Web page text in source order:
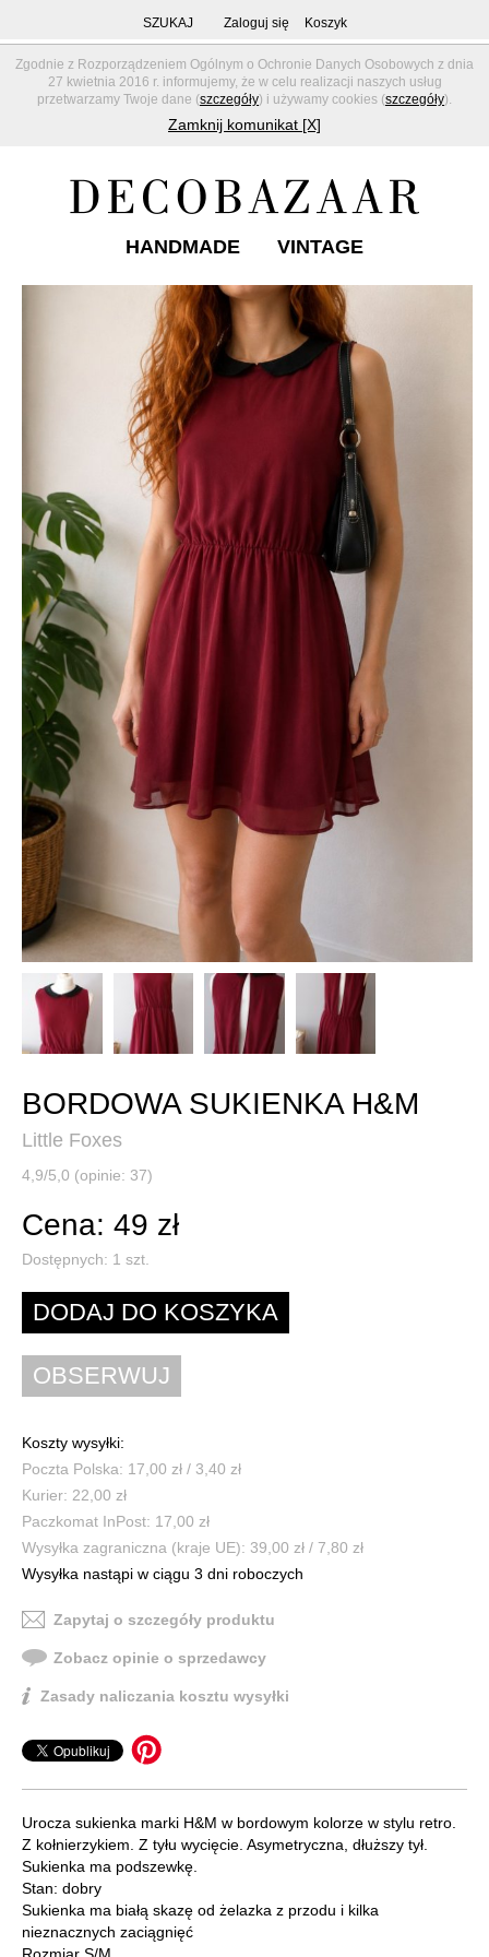
Zgodnie z Rozporządzeniem Ogólnym o Ochronie Danych Osobowych z dnia
27 kwietnia 2016 r. informujemy, że w celu realizacji naszych usług
przetwarzamy Twoje dane (szczegóły) i używamy cookies (szczegóły).
Zamknij komunikat [X]
SZUKAJ Zaloguj się Koszyk
HANDMADE VINTAGE
BORDOWA SUKIENKA H&M
Little Foxes
4,9/5,0 (opinie: 37)
Cena: 49 zł
Dostępnych: 1 szt.
Koszty wysyłki:
Poczta Polska: 17,00 zł / 3,40 zł
Kurier: 22,00 zł
Paczkomat InPost: 17,00 zł
Wysyłka zagraniczna (kraje UE): 39,00 zł / 7,80 zł
Wysyłka nastąpi w ciągu 3 dni roboczych
Zapytaj o szczegóły produktu
Zobacz opinie o sprzedawcy
Zasady naliczania kosztu wysyłki
Urocza sukienka marki H&M w bordowym kolorze w stylu retro.
Z kołnierzykiem. Z tyłu wycięcie. Asymetryczna, dłuższy tył.
Sukienka ma podszewkę.
Stan: dobry
Sukienka ma białą skazę od żelazka z przodu i kilka
nieznacznych zaciągnięć